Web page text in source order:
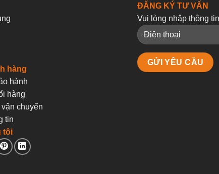
hàng
hành
hàng
chuyển
tin
tôi
ĐĂNG KÝ TƯ VẤN
Vui lòng nhập thông tin